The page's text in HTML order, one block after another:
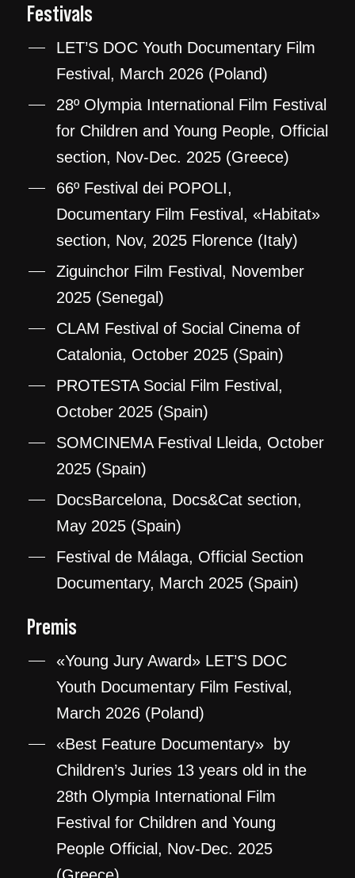
Festivals
LET’S DOC Youth Documentary Film
Festival, March 2026 (Poland)
28º Olympia International Film Festival
for Children and Young People, Official
section, Nov-Dec. 2025 (Greece)
66º Festival dei POPOLI,
Documentary Film Festival, «Habitat»
section, Nov, 2025 Florence (Italy)
Ziguinchor Film Festival, November
2025 (Senegal)
CLAM Festival of Social Cinema of
Catalonia, October 2025 (Spain)
PROTESTA Social Film Festival,
October 2025 (Spain)
SOMCINEMA Festival Lleida, October
2025 (Spain)
DocsBarcelona, Docs&Cat section,
May 2025 (Spain)
Festival de Málaga, Official Section
Documentary, March 2025 (Spain)
Premis
«Young Jury Award» LET’S DOC
Youth Documentary Film Festival,
March 2026 (Poland)
«Best Feature Documentary» by
Children’s Juries 13 years old in the
28th Olympia International Film
Festival for Children and Young
People Official, Nov-Dec. 2025